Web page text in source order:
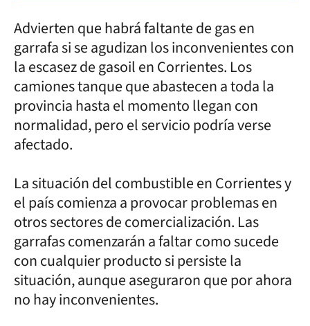
Advierten que habrá faltante de gas en
garrafa si se agudizan los inconvenientes con
la escasez de gasoil en Corrientes. Los
camiones tanque que abastecen a toda la
provincia hasta el momento llegan con
normalidad, pero el servicio podría verse
afectado.
La situación del combustible en Corrientes y
el país comienza a provocar problemas en
otros sectores de comercialización. Las
garrafas comenzarán a faltar como sucede
con cualquier producto si persiste la
situación, aunque aseguraron que por ahora
no hay inconvenientes.